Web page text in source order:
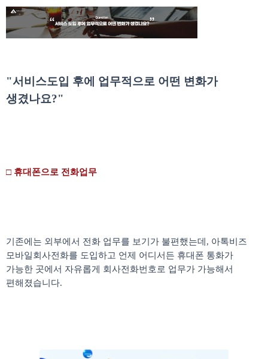
"서비스도입 후에 업무적으로 어떤 변화가
생겼나요?"
□ 휴대폰으로 전화업무
기존에는 외부에서 전화 업무를 보기가 불편했는데 , 아톡비즈
모바일회사전화를 도입하고 언제 어디서든 휴대폰 통화가
가능한 곳에서 자유롭게 회사전화번호로 업무가 가능해서
편해졌습니다.